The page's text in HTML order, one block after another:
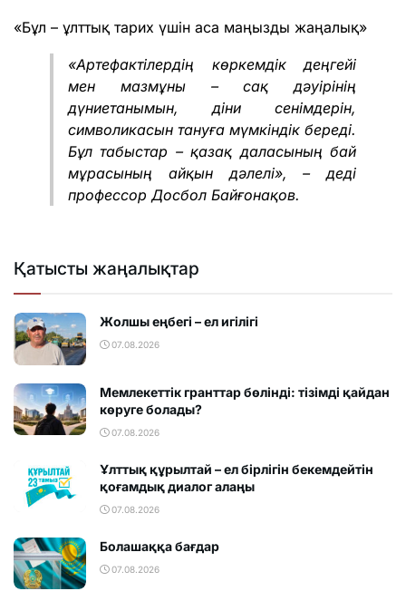
«Бұл – ұлттық тарих үшін аса маңызды жаңалық»
«Артефактілердің көркемдік деңгейі
мен мазмұны – сақ дәуірінің
дүниетанымын, діни сенімдерін,
символикасын тануға мүмкіндік береді.
Бұл табыстар – қазақ даласының бай
мұрасының айқын дәлелі», – деді
профессор Досбол Байғонақов.
Қатысты жаңалықтар
Жолшы еңбегі – ел игілігі
07.08.2026
Мемлекеттік гранттар бөлінді: тізімді қайдан
көруге болады?
07.08.2026
Ұлттық құрылтай – ел бірлігін бекемдейтін
қоғамдық диалог алаңы
07.08.2026
Болашаққа бағдар
07.08.2026